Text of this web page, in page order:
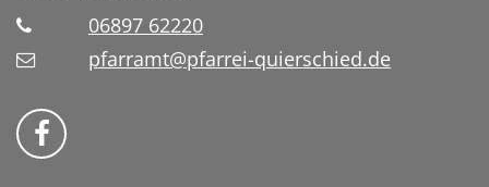
06897 62220
pfarramt@pfarrei-quierschied.de
Bistum Trier auf Facebook